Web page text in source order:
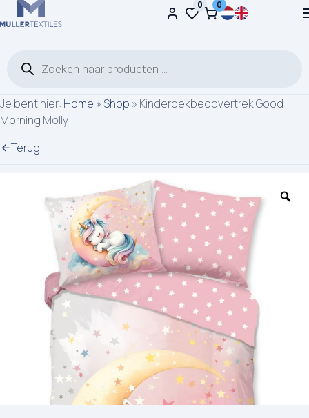
Ga naar de inhoud 0 0
Je bent hier: Home » Shop » Kinderdekbedovertrek Good
Morning Molly
Terug